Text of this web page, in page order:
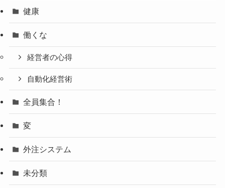
健康
働くな
経営者の心得
自動化経営術
全員集合！
変
外注システム
未分類